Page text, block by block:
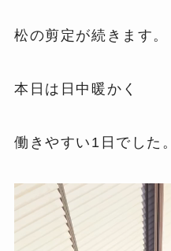
松の剪定が続きます。
本日は日中暖かく
働きやすい1日でした。